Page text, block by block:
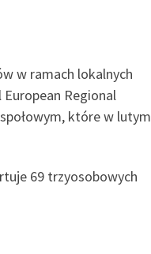
w ramach lokalnych
Regional
które w lutym
69 trzyosobowych